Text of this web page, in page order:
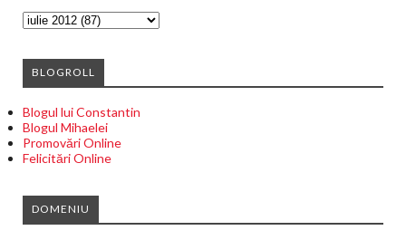
BLOGROLL
Blogul lui Constantin
Blogul Mihaelei
Promovări Online
Felicitări Online
DOMENIU